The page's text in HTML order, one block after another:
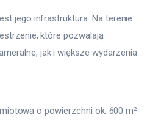
jego infrastruktura. Na terenie
które pozwalają
jak i większe wydarzenia.
o powierzchni ok. 600 m²